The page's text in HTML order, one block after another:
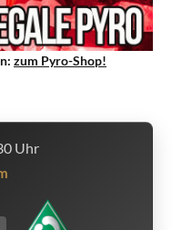
zum Pyro-Shop!
Uhr